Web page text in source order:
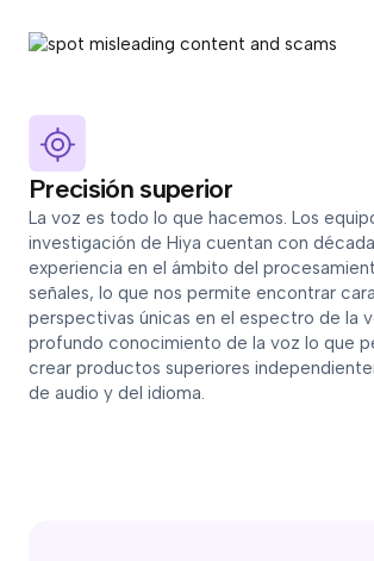
Precisión superior
La voz es todo lo que hacemos. Los
investigación de Hiya cuentan con
experiencia en el ámbito del
señales, lo que nos permite encontrar
perspectivas únicas en el espectro de la
profundo conocimiento de la voz lo que
crear productos superiores
de audio y del idioma.